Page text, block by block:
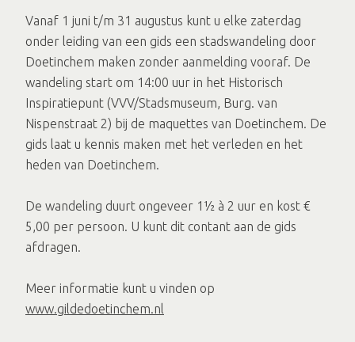
Vanaf 1 juni t/m 31 augustus kunt u elke zaterdag
onder leiding van een gids een stadswandeling door
Doetinchem maken zonder aanmelding vooraf. De
wandeling start om 14:00 uur in het Historisch
Inspiratiepunt (VVV/Stadsmuseum, Burg. van
Nispenstraat 2) bij de maquettes van Doetinchem. De
gids laat u kennis maken met het verleden en het
heden van Doetinchem.
De wandeling duurt ongeveer 1½ à 2 uur en kost €
5,00 per persoon. U kunt dit contant aan de gids
afdragen.
Meer informatie kunt u vinden op
www.gildedoetinchem.nl